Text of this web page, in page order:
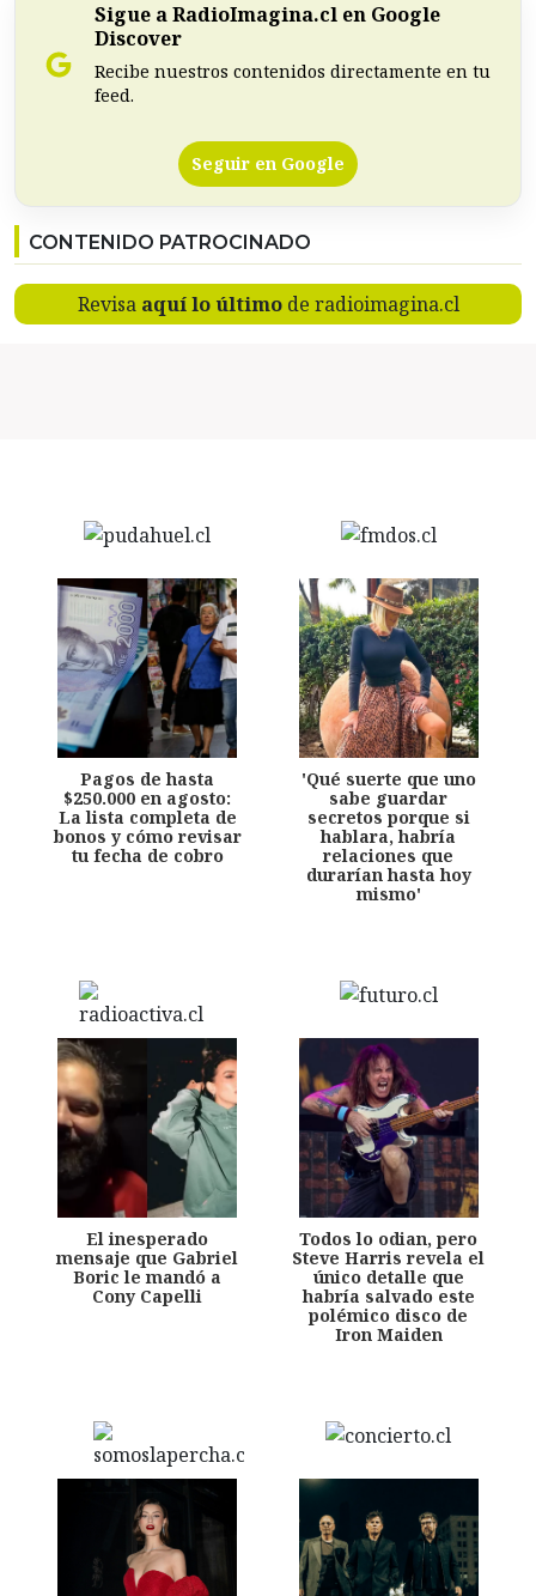
Sigue a RadioImagina.cl en Google
Discover
Recibe nuestros contenidos directamente en tu
feed.
Seguir en Google
CONTENIDO PATROCINADO
Revisa aquí lo últimode radioimagina.cl
Pagos de hasta
$250.000 en agosto:
La lista completa de
bonos y cómo revisar
tu fecha de cobro
'Qué suerte que uno
sabe guardar
secretos porque si
hablara, habría
relaciones que
durarían hasta hoy
mismo'
El inesperado
mensaje que Gabriel
Boric le mandó a
Cony Capelli
Todos lo odian, pero
Steve Harris revela el
único detalle que
habría salvado este
polémico disco de
Iron Maiden